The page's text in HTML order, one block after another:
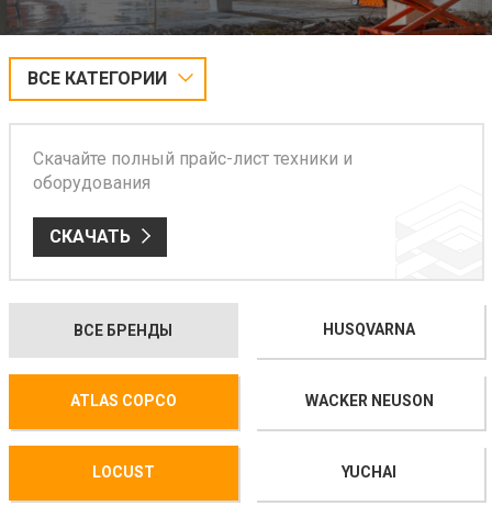
ВСЕ КАТЕГОРИИ
Скачайте полный прайс-лист техники и
оборудования
СКАЧАТЬ
ВСЕ БРЕНДЫ HUSQVARNA
ATLAS COPCO WACKER NEUSON
LOCUST YUCHAI